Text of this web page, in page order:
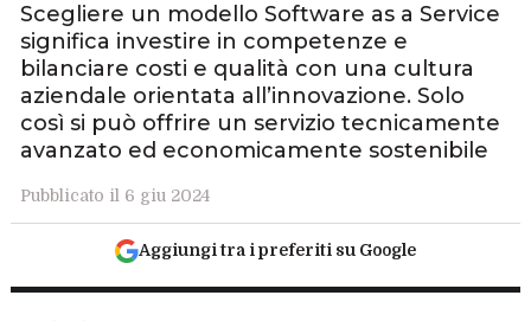
Scegliere un modello Software as a Service
significa investire in competenze e
bilanciare costi e qualità con una cultura
aziendale orientata all’innovazione. Solo
così si può offrire un servizio tecnicamente
avanzato ed economicamente sostenibile
Pubblicato il 6 giu 2024
Aggiungi tra i preferiti su Google